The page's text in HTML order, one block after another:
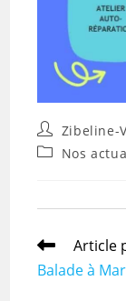
Auteur/
de
la
Zibeline-
PostNos
Read
more
articles
Article
Balade à